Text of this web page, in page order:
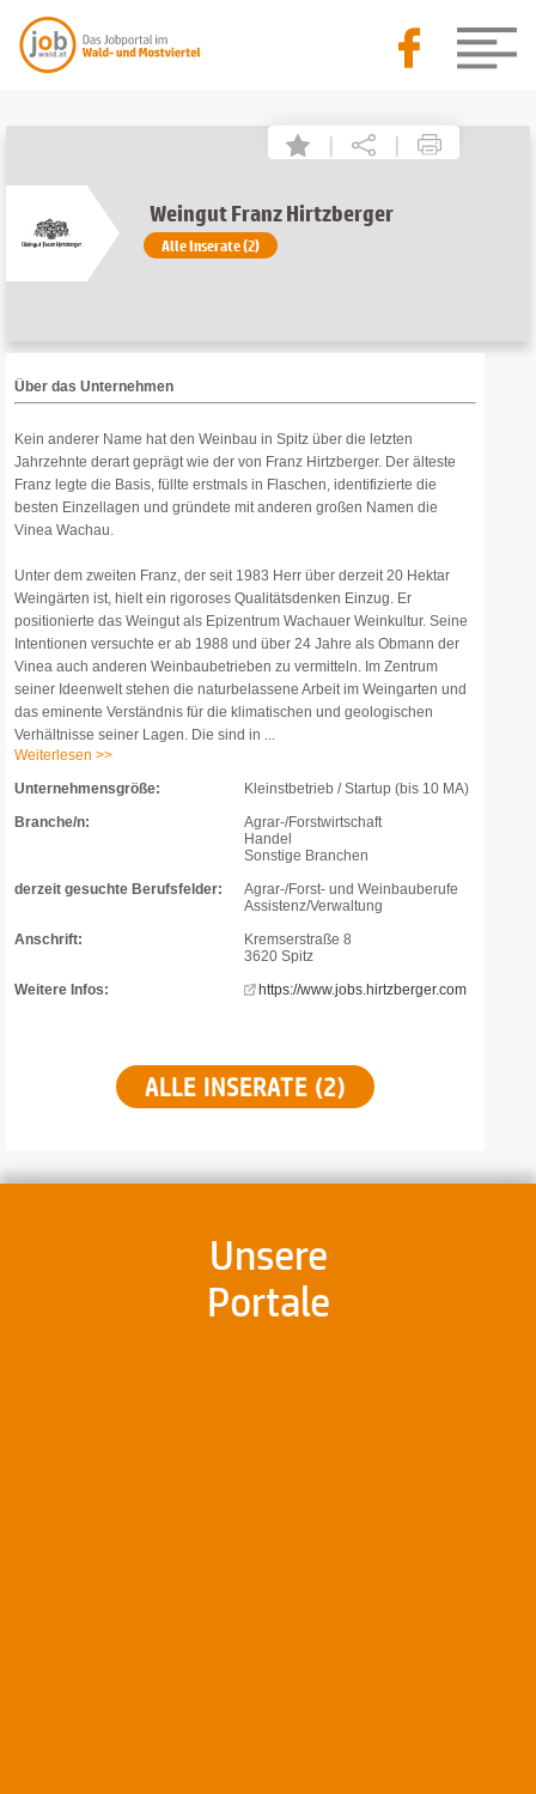
| |
Weingut Franz Hirtzberger
Alle Inserate (2)
Über das Unternehmen
Kein anderer Name hat den Weinbau in Spitz über die letzten
Jahrzehnte derart geprägt wie der von Franz Hirtzberger. Der älteste
Franz legte die Basis, füllte erstmals in Flaschen, identifizierte die
besten Einzellagen und gründete mit anderen großen Namen die
Vinea Wachau.
Unter dem zweiten Franz, der seit 1983 Herr über derzeit 20 Hektar
Weingärten ist, hielt ein rigoroses Qualitätsdenken Einzug. Er
positionierte das Weingut als Epizentrum Wachauer Weinkultur. Seine
Intentionen versuchte er ab 1988 und über 24 Jahre als Obmann der
Vinea auch anderen Weinbaubetrieben zu vermitteln. Im Zentrum
seiner Ideenwelt stehen die naturbelassene Arbeit im Weingarten und
das eminente Verständnis für die klimatischen und geologischen
Verhältnisse seiner Lagen. Die sind in ...
Weiterlesen >>
Unternehmensgröße:
Kleinstbetrieb / Startup (bis 10 MA)
Branche/n:
Agrar-/Forstwirtschaft
Handel
Sonstige Branchen
derzeit gesuchte Berufsfelder:
Agrar-/Forst- und Weinbauberufe
Assistenz/Verwaltung
Anschrift:
Kremserstraße 8
3620 Spitz
Weitere Infos:
https://www.jobs.hirtzberger.com
ALLE INSERATE (2)
Unsere
Portale